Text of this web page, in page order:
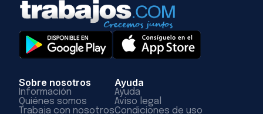
Sobre nosotros
Información
Quiénes somos
Trabaja con nosotros
Ayuda
Ayuda
Aviso legal
Condiciones de uso